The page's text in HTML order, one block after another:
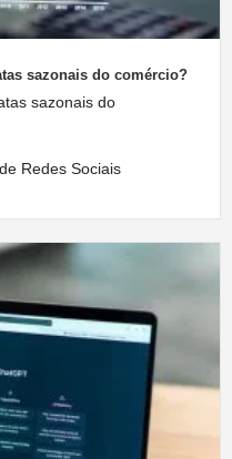
sazonais do comércio?
sazonais do
Redes Sociais